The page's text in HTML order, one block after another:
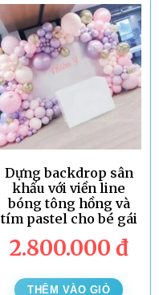
Dựng backdrop sân
khấu với viền line
bóng tông hồng và
tím pastel cho bé gái
2.800.000 đ
THÊM VÀO GIỎ